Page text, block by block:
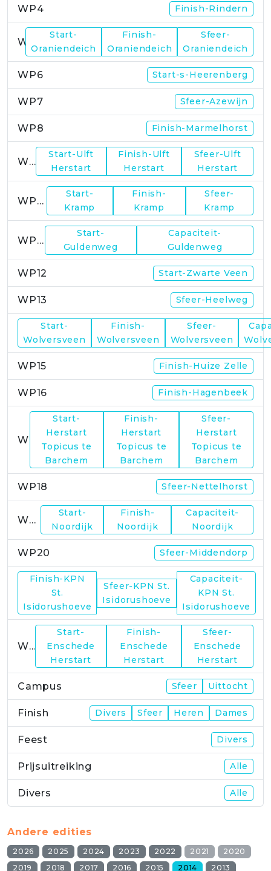
WP4 Finish-Rindern
Start-
Oraniendeich
Finish-
Oraniendeich
Sfeer-
Oraniendeich
WP6 Start-s-Heerenberg
WP7 Sfeer-Azewijn
WP8 Finish-Marmelhorst
WP9
Start-Ulft
Herstart
Finish-Ulft
Herstart
Sfeer-Ulft
Herstart
WP10
Start-
Kramp
Finish-
Kramp
Sfeer-
Kramp
WP11
Start-
Guldenweg
Capaciteit-
Guldenweg
WP12 Start-Zwarte Veen
WP13 Sfeer-Heelweg
WP14
Start-
Wolversveen
Finish-
Wolversveen
Sfeer-
Wolversveen
WP15 Finish-Huize Zelle
WP16 Finish-Hagenbeek
Start-
Herstart
Topicus te
Barchem
Finish-
Herstart
Topicus te
Barchem
Sfeer-
Herstart
Topicus te
Barchem
WP18 Sfeer-Nettelhorst
WP19
Start-
Noordijk
Finish-
Noordijk
Capaciteit-
Noordijk
WP20 Sfeer-Middendorp
Finish-KPN
St.
Isidorushoeve
Sfeer-KPN St.
Isidorushoeve
Capaciteit-
KPN St.
Isidorushoeve
WP23
Start-
Enschede
Herstart
Finish-
Enschede
Herstart
Sfeer-
Enschede
Herstart
Campus Sfeer Uittocht
Finish Divers Sfeer Heren Dames
Feest Divers
Prijsuitreiking Alle
Divers Alle
Andere edities
2026 2025 2024 2023 2022 2021
2020
2019
2018 2017 2016 2015 2014 2013